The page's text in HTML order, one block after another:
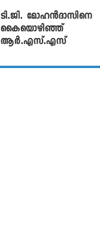
ടി.ജി. മോഹൻദാസിനെ
കൈയൊഴിഞ്ഞ്
ആർ.എസ്.എസ്